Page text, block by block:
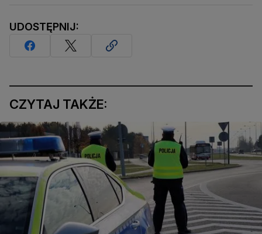
UDOSTĘPNIJ:
CZYTAJ TAKŻE: